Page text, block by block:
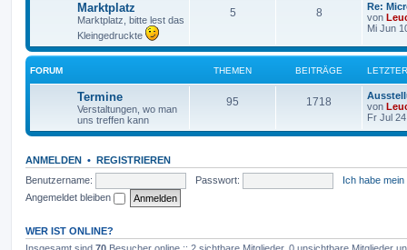
Marktplatz
Marktplatz, bitte lest das
Kleingedruckte
5 8
Re:
von
Mi Jun
FORUM THEMEN BEITRÄGE
Termine
Verstaltungen, wo man
uns treffen kann
95 1718
von
Fr Jul
ANMELDEN • REGISTRIEREN
Benutzername:
Passwort:
Ich habe
Angemeldet bleiben
WER IST ONLINE?